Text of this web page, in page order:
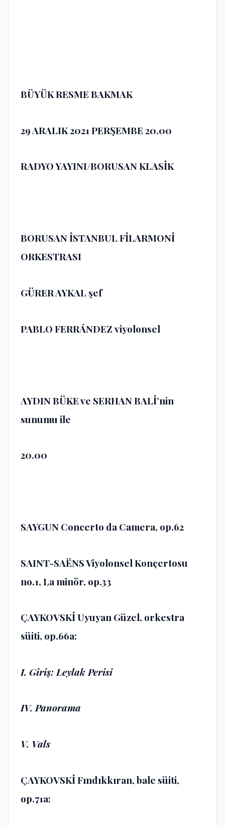
BÜYÜK RESME BAKMAK
29 ARALIK 2021 PERŞEMBE 20.00
RADYO YAYINI/BORUSAN KLASİK
BORUSAN İSTANBUL FİLARMONİ
ORKESTRASI
GÜRER AYKAL şef
PABLO FERRÁNDEZviyolonsel
AYDIN BÜKE ve SERHAN BALİ’nin
sunumu ile
20.00
SAYGUN Concerto da Camera, op.62
SAINT-SAËNS Viyolonsel Konçertosu
no.1, La minör, op.33
ÇAYKOVSKİ Uyuyan Güzel, orkestra
süiti, op.66a:
I. Giriş: Leylak Perisi
IV. Panorama
V. Vals
ÇAYKOVSKİ Fındıkkıran, bale süiti,
op.71a: